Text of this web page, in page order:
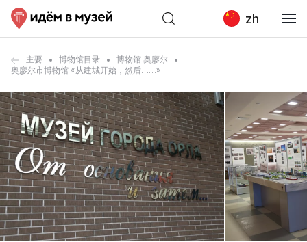
zh
主要 博物馆目录
博物馆 奥廖尔
奥廖尔市博物馆 «从建城开始，然后……»